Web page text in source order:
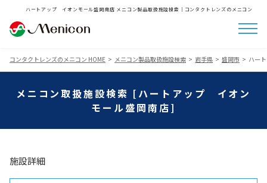
ハートアップ イオンモール盛岡南店 メニコン製品取扱施設検索│コンタクトレンズのメニコン
コンタクトレンズのメニコン HOME メニコン製品取扱施設検索 岩手県 盛岡市 ハー
メニコン取扱施設検索 [ハートアップ イオン
モール盛岡南店]
施設詳細